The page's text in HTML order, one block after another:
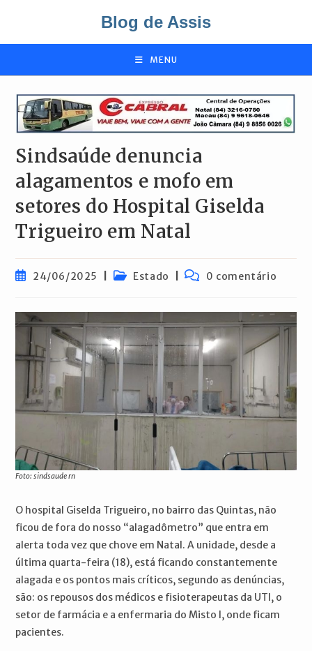
o
Blog de Assis
MENU
Sindsaúde denuncia
alagamentos e mofo em
setores do Hospital Giselda
Trigueiro em Natal
Post24/06/2025
Categoria
Estado
Comentários
0 comentário
Foto: sindsaude rn
O hospital Giselda Trigueiro, no bairro das Quintas, não
ficou de fora do nosso “alagadômetro” que entra em
alerta toda vez que chove em Natal. A unidade, desde a
última quarta-feira (18), está ficando constantemente
alagada e os pontos mais críticos, segundo as denúncias,
são: os repousos dos médicos e fisioterapeutas da UTI, o
setor de farmácia e a enfermaria do Misto I, onde ficam
pacientes.